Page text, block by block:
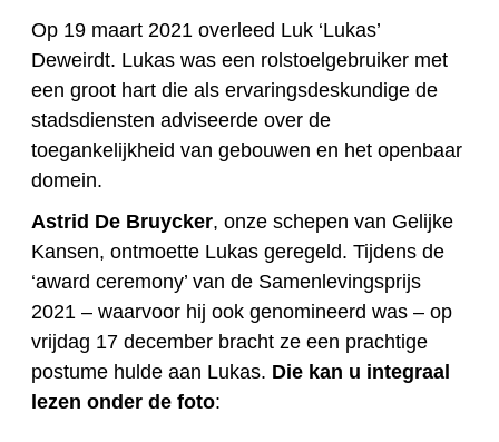
Op 19 maart 2021 overleed Luk ‘Lukas’
Deweirdt. Lukas was een rolstoelgebruiker met
een groot hart die als ervaringsdeskundige de
stadsdiensten adviseerde over de
toegankelijkheid van gebouwen en het openbaar
domein.
Astrid De Bruycker, onze schepen van Gelijke
Kansen, ontmoette Lukas geregeld. Tijdens de
‘award ceremony’ van de Samenlevingsprijs
2021 – waarvoor hij ook genomineerd was – op
vrijdag 17 december bracht ze een prachtige
postume hulde aan Lukas. Die kan u integraal
lezen onder de foto: